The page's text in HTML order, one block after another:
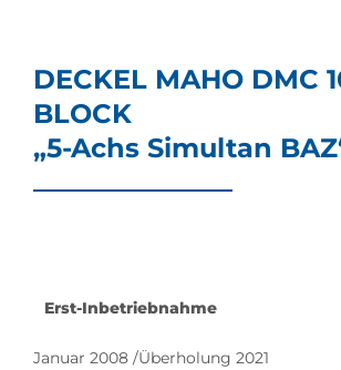
DECKEL MAHO DMC
BLOCK
„5-Achs Simultan
Erst-Inbetriebnahme
Januar 2008 /Überholung 2021